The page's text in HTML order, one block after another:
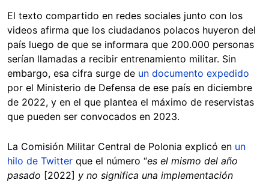
El texto compartido en redes sociales junto con los
videos afirma que los ciudadanos polacos huyeron del
país luego de que se informara que 200.000 personas
serían llamadas a recibir entrenamiento militar. Sin
embargo, esa cifra surge de un documento expedido
por el Ministerio de Defensa de ese país en diciembre
de 2022, y en el que plantea el máximo de reservistas
que pueden ser convocados en 2023.
La Comisión Militar Central de Polonia explicó en un
hilo de Twitter que el número “es el mismo del año
pasado [2022] y no significa una implementación